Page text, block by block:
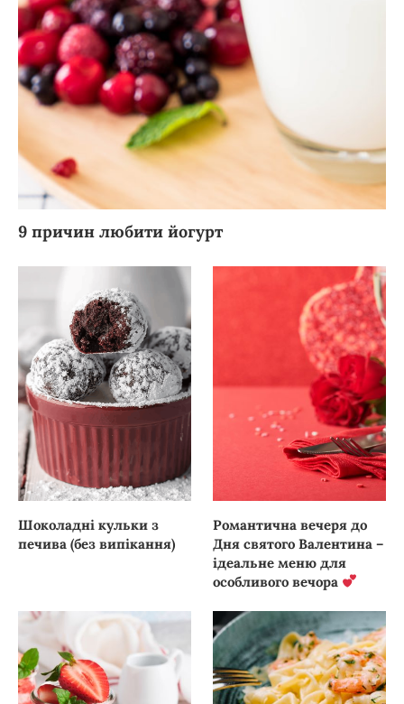
9 причин любити йогурт
Шоколадні кульки з
печива (без випікання)
Романтична вечеря до
Дня святого Валентина –
ідеальне меню для
особливого вечора